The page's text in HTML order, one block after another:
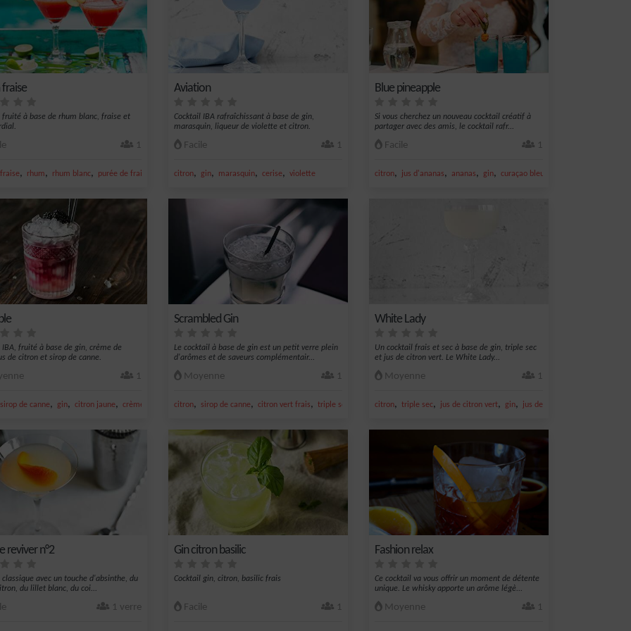
fruité à base de rhum blanc, fraise et
1
fraise, rhum, rhum blanc, purée de fraise
Aviation
Cocktail IBA rafraîchissant à base de gin,
marasquin, liqueur de violette et citron.
Facile 1
citron, gin, marasquin, cerise, violette
Blue pineapple
Si vous cherchez un nouveau cocktail créatif à
partager avec des amis, le cocktail rafr...
Facile 1
citron, jus d'ananas, ananas, gin, curaçao bleu
IBA, fruité à base de gin, crème de
de citron et sirop de canne.
1
sirop de canne, gin, citron jaune, crème de mûre
Scrambled Gin
Le cocktail à base de gin est un petit verre plein
d'arômes et de saveurs complémentair...
Moyenne 1
citron, sirop de canne, citron vert frais, triple sec
White Lady
Un cocktail frais et sec à base de gin, triple sec
et jus de citron vert. Le White Lady...
Moyenne 1
citron, triple sec, jus de citron vert, gin, jus de citron
reviver n°2
classique avec un touche d'absinthe, du
du lillet blanc, du coi...
1 verre
Gin citron basilic
Cocktail gin, citron, basilic frais
Facile 1
Fashion relax
Ce cocktail va vous offrir un moment de détente
unique. Le whisky apporte un arôme légè...
Moyenne 1